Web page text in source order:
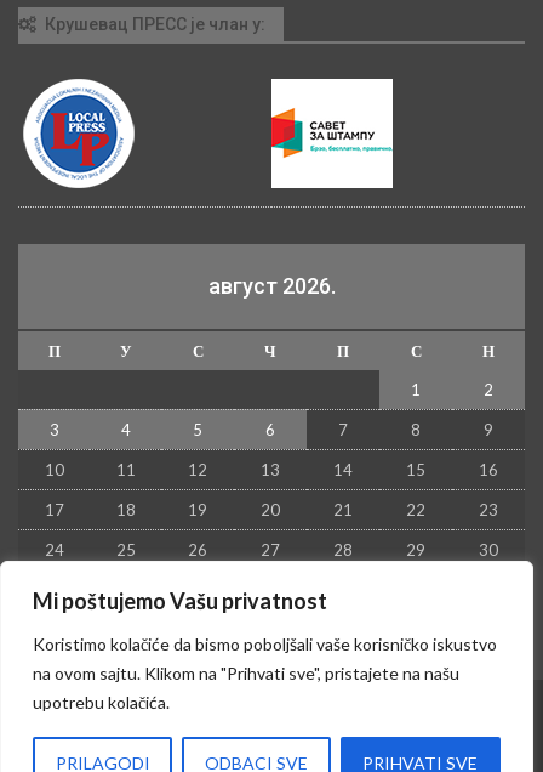
Mi poštujemo Vašu privatnost
Koristimo kolačiće da bismo poboljšali vaše korisničko iskustvo
na ovom sajtu. Klikom na "Prihvati sve", pristajete na našu
upotrebu kolačića.
PRILAGODI ODBACI SVE PRIHVATI SVE
Крушевац ПРЕСС је члан у:
август 2026.
П У С Ч П С
Н
1
2
3 4 5 6 7 8 9
10 11 12 13 14 15 16
17 18 19 20 21 22 23
24 25 26 27 28 29 30
31
Izrada sajta i hosting:Hosting-Srbija